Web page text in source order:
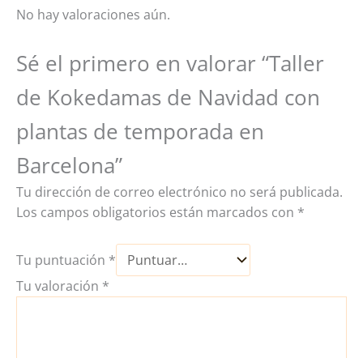
No hay valoraciones aún.
Sé el primero en valorar “Taller
de Kokedamas de Navidad con
plantas de temporada en
Barcelona”
Tu dirección de correo electrónico no será publicada.
Los campos obligatorios están marcados con *
Tu puntuación *
Tu valoración *